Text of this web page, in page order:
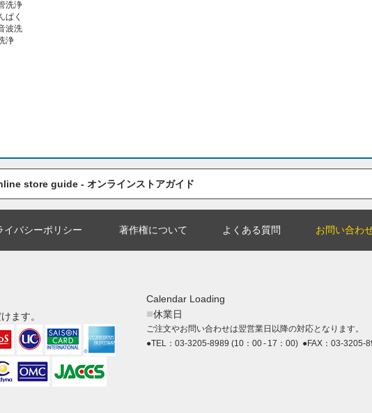
洗浄
ぱく
波洗
浄
store guide - オンラインストアガイド
イバシーポリシー 著作権について よくある質問 お問い合わ
ます。
Calendar Loading
■休業日
ご注文やお問い合わせは翌営業日以降の対応となります。
●TEL：03-3205-8989 (10：00 - 17：00) ●FAX：03-3205-